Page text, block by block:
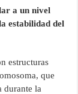
a un nivel
estabilidad del
estructuras
que
durante la